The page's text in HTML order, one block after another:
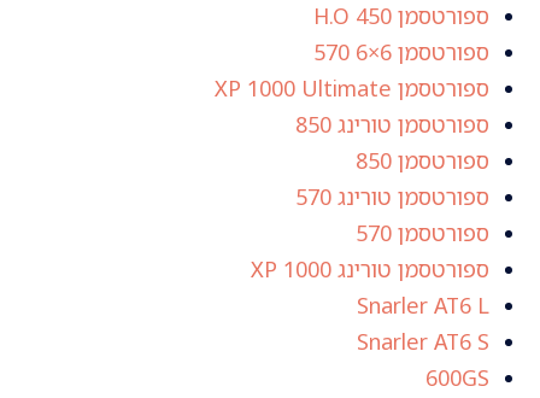
ספורטסמן 450 H.O
ספורטסמן 6×6 570
ספורטסמן XP 1000 Ultimate
ספורטסמן טורינג 850
ספורטסמן 850
ספורטסמן טורינג 570
ספורטסמן 570
ספורטסמן טורינג XP 1000
Snarler AT6 L
Snarler AT6 S
600GS